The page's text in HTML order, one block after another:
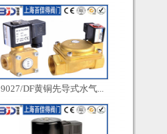
9027/DF黄铜先导式水气...